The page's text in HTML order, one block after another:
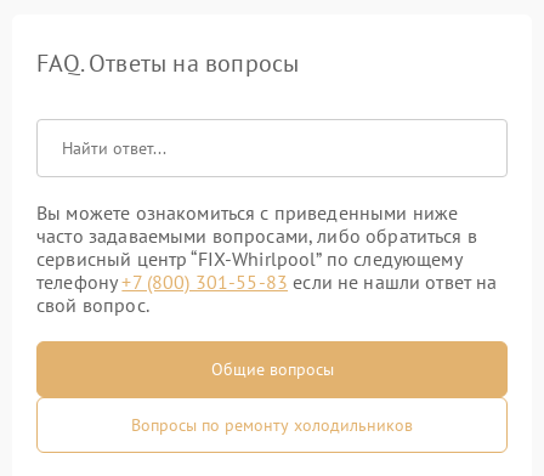
FAQ. Ответы на вопросы
Вы можете ознакомиться с приведенными ниже
часто задаваемыми вопросами, либо обратиться в
сервисный центр “FIX-Whirlpool” по следующему
телефону+7 (800) 301-55-83 если не нашли ответ на
свой вопрос.
Общие вопросы
Вопросы по ремонту холодильников